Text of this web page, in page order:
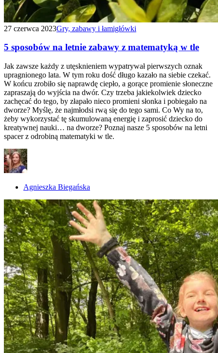
27 czerwca 2023Gry, zabawy i łamigłówki
5 sposobów na letnie zabawy z matematyką w tle
Jak zawsze każdy z utęsknieniem wypatrywał pierwszych oznak
upragnionego lata. W tym roku dość długo kazało na siebie czekać.
W końcu zrobiło się naprawdę ciepło, a gorące promienie słoneczne
zapraszają do wyjścia na dwór. Czy trzeba jakiekolwiek dziecko
zachęcać do tego, by złapało nieco promieni słonka i pobiegało na
dworze? Myślę, że najmłodsi rwą się do tego sami. Co Wy na to,
żeby wykorzystać tę skumulowaną energię i zaprosić dziecko do
kreatywnej nauki… na dworze? Poznaj nasze 5 sposobów na letni
spacer z odrobiną matematyki w tle.
Agnieszka Biegańska